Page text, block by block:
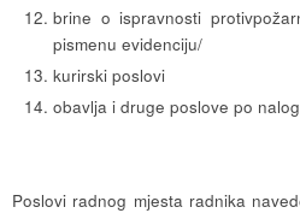
brine o ispravnosti
pismenu evidenciju/
kurirski poslovi
obavlja i druge poslove po
Poslovi radnog mjesta radnika